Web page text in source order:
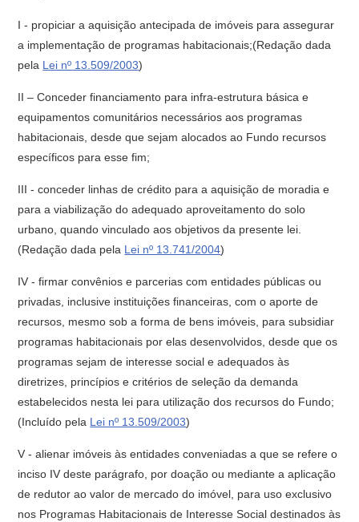
I - propiciar a aquisição antecipada de imóveis para assegurar
a implementação de programas habitacionais;(Redação dada
pela Lei nº 13.509/2003)
II – Conceder financiamento para infra-estrutura básica e
equipamentos comunitários necessários aos programas
habitacionais, desde que sejam alocados ao Fundo recursos
específicos para esse fim;
III - conceder linhas de crédito para a aquisição de moradia e
para a viabilização do adequado aproveitamento do solo
urbano, quando vinculado aos objetivos da presente lei.
(Redação dada pela Lei nº 13.741/2004)
IV - firmar convênios e parcerias com entidades públicas ou
privadas, inclusive instituições financeiras, com o aporte de
recursos, mesmo sob a forma de bens imóveis, para subsidiar
programas habitacionais por elas desenvolvidos, desde que os
programas sejam de interesse social e adequados às
diretrizes, princípios e critérios de seleção da demanda
estabelecidos nesta lei para utilização dos recursos do Fundo;
(Incluído pela Lei nº 13.509/2003)
V - alienar imóveis às entidades conveniadas a que se refere o
inciso IV deste parágrafo, por doação ou mediante a aplicação
de redutor ao valor de mercado do imóvel, para uso exclusivo
nos Programas Habitacionais de Interesse Social destinados às